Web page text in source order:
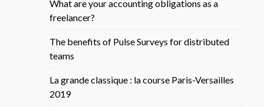
What are your accounting obligations as a
freelancer?
The benefits of Pulse Surveys for distributed
teams
La grande classique : la course Paris-Versailles
2019